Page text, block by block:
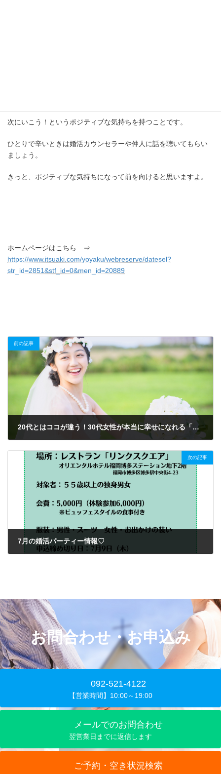
次にいこう！というポジティブな気持ちを持つことです。
ひとりで辛いときは婚活カウンセラーや仲人に話を聴いてもらい
ましょう。
きっと、ポジティブな気持ちになって前を向けると思いますよ。
ホームページはこちら ⇒
https://www.itsuaki.com/yoyaku/webreserve/datesel?
str_id=2851&stf_id=0&men_id=20889
前の記事
20代とはココが違う！30代女性が本当に幸せになれる「タイパ最強」の婚活戦略
次の記事
7月の婚活パーティー情報♡
お問合わせ・お申込み
092-521-4122
【営業時間】10:00～19:00
メールでのお問合わせ
翌営業日までに返信します
ご予約・空き状況検索